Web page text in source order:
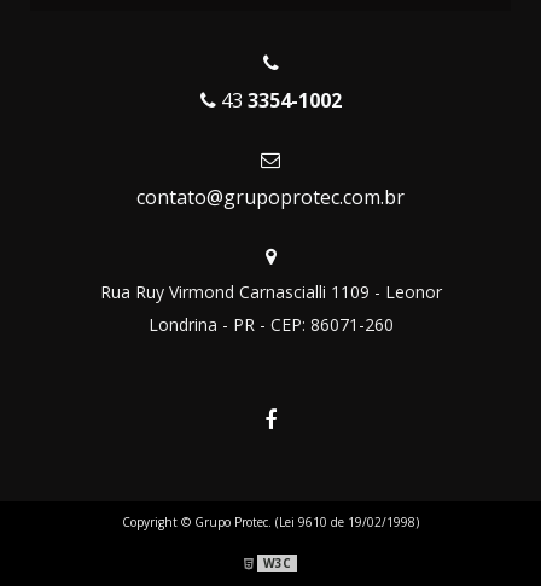
43 3354-1002
contato@grupoprotec.com.br
Rua Ruy Virmond Carnascialli 1109 - Leonor
Londrina - PR - CEP: 86071-260
Copyright © Grupo Protec. (Lei 9610 de 19/02/1998)
W3C